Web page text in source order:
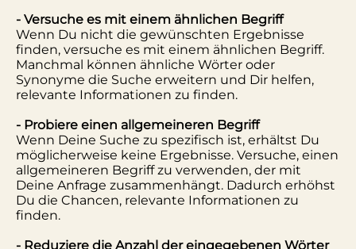
- Versuche es mit einem ähnlichen Begriff
Wenn Du nicht die gewünschten Ergebnisse
finden, versuche es mit einem ähnlichen Begriff.
Manchmal können ähnliche Wörter oder
Synonyme die Suche erweitern und Dir helfen,
relevante Informationen zu finden.
- Probiere einen allgemeineren Begriff
Wenn Deine Suche zu spezifisch ist, erhältst Du
möglicherweise keine Ergebnisse. Versuche, einen
allgemeineren Begriff zu verwenden, der mit
Deine Anfrage zusammenhängt. Dadurch erhöhst
Du die Chancen, relevante Informationen zu
finden.
- Reduziere die Anzahl der eingegebenen Wörter